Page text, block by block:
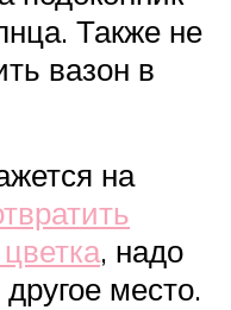
Также не
вазон в
на
, надо
место.